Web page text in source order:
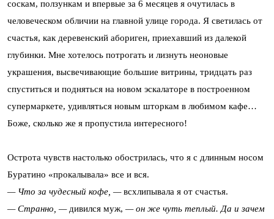
соскам, ползункам и впервые за 6 месяцев я очутилась в
человеческом обличии на главной улице города. Я светилась от
счастья, как деревенский абориген, приехавший из далекой
глубинки. Мне хотелось потрогать и лизнуть неоновые
украшения, высвечивающие большие витрины, тридцать раз
спуститься и подняться на новом эскалаторе в построенном
супермаркете, удивляться новым шторкам в любимом кафе…
Боже, сколько же я пропустила интересного!
Острота чувств настолько обострилась, что я с длинным носом
Буратино «прокалывала» все и вся.
— Что за чудесный кофе, —всхлипывала я от счастья.
— Странно, —дивился муж, — он же чуть теплый. Да и зачем